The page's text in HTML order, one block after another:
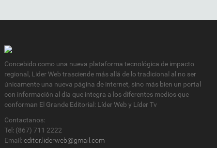
Concebido como una nueva plataforma tecnológica de impacto
regional, Lider Web trasciende más allá de lo tradicional al no ser
únicamente una nueva página de internet, sino más bien un portal
con información al día que integra a los diferentes medios que
conforman El Grande Editorial: Líder Web y Líder Tv
Contactanos:
Tel: (867) 711 2222
Email: editor.liderweb@gmail.com